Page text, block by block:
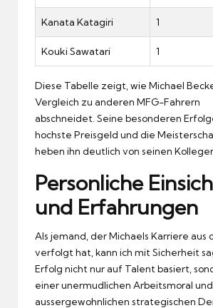
Kanata Katagiri 1
Kouki Sawatari 1
Diese Tabelle zeigt, wie Michael
Vergleich zu anderen MFG-Fahrern
abschneidet. Seine besonderen
hochste Preisgeld und die
heben ihn deutlich von seinen
Personliche
und Erfahrungen
Als jemand, der Michaels Karriere aus
verfolgt hat, kann ich mit Sicherheit
Erfolg nicht nur auf Talent basiert,
einer unermudlichen Arbeitsmoral
aussergewohnlichen strategischen